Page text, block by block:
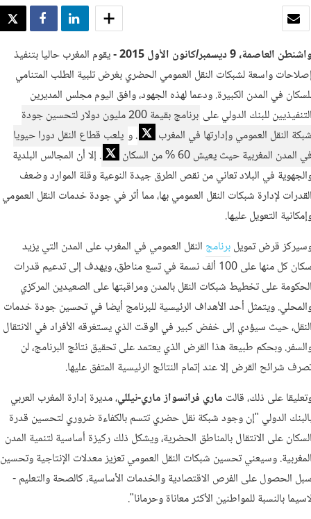
SHARE SHARE
العاصمة، 9 ديسمبر/كانون الأول 2015 -
يقوم المغرب حاليا بتنفيذ
واسعة لشبكات النقل العمومي الحضري بغرض تلبية الطلب المتنامي
في المدن الكبيرة. ودعما لهذه الجهود، وافق اليوم مجلس المديرين
للبنك الدولي على
برنامج بقيمة 200 مليون دولار لتحسين جودة
النقل العمومي وإدارتها في المغرب
. و يلعب قطاع النقل دورا حيويا
المدن المغربية حيث يعيش 60 % من السكان
. إلا أن المجالس البلدية
في البلاد تعاني من نقص الطرق جيدة النوعية وقلة الموارد وضعف
لإدارة شبكات النقل العمومي بها، مما أثر في جودة خدمات النقل العمومي
التعويل عليها.
قرض تمويلبرنامج النقل العمومي في المغرب على المدن التي يزيد
سكان كل منها على 100 ألف نسمة في تسع مناطق، ويهدف إلى تدعيم قدرات
على تخطيط شبكات النقل بالمدن ومراقبتها على الصعيدين المركزي
ويتمثل أحد الأهداف الرئيسية للبرنامج أيضا في تحسين جودة خدمات
حيث سيؤدي إلى خفض كبير في الوقت الذي يستغرقه الأفراد في الانتقال
وبحكم طبيعة هذا القرض الذي يعتمد على تحقيق نتائج البرنامج، لن
شرائح القرض إلا عند إتمام النتائج الرئيسية المتفق عليها.
على ذلك، قالت ماري فرانسواز ماري-نيللي،مديرة إدارة المغرب العربي
الدولي "إن وجود شبكة نقل حضري تتسم بالكفاءة ضروري لتحسين قدرة
على الانتقال بالمناطق الحضرية، ويشكل ذلك ركيزة أساسية لتنمية المدن
وسيعني تحسين شبكات النقل العمومي تعزيز معدلات الإنتاجية وتحسين
الحصول على الفرص الاقتصادية والخدمات الأساسية، كالصحة والتعليم -
بالنسبة للمواطنين الأكثر معاناة وحرمانا".